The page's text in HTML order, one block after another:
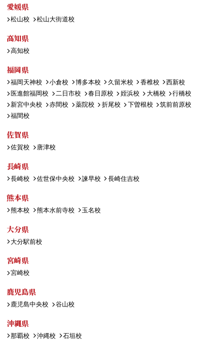
愛媛県
松山校 松山大街道校
高知県
高知校
福岡県
福岡天神校 小倉校 博多本校 久留米校 香椎校
西新校
医進館福岡校
二日市校 春日原校 姪浜校 大橋校
行橋校
新宮中央校
赤間校 薬院校 折尾校 下曽根校
筑前前原校
福間校
佐賀県
佐賀校 唐津校
長崎県
長崎校 佐世保中央校 諫早校 長崎住吉校
熊本県
熊本校 熊本水前寺校 玉名校
大分県
大分駅前校
宮崎県
宮崎校
鹿児島県
鹿児島中央校 谷山校
沖縄県
那覇校 沖縄校 石垣校